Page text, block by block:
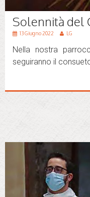
Solennità del
13 Giugno 2022 LG
Nella nostra
seguiranno il